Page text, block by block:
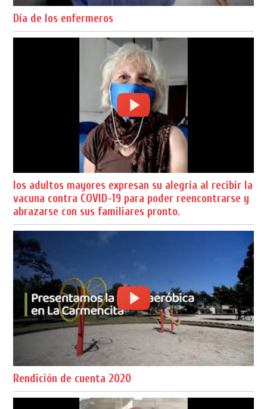
Día de los enfermeros
los adultos mayores expresan su alegría al recibir la
vacuna contra COVID-19 para poder reencontrarse y
abrazarse con sus familiares pronto.
Rendición de cuenta 2020